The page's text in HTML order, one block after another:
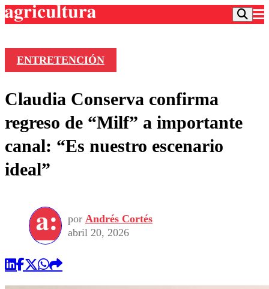
Frecuencias
Agricultura TV
Deportes
Colo Colo
Torneo Internacional
Torneo Nacional
Entretención
Internacional
Nacional
Programas
Comercial
ENTRETENCIÓN
Claudia Conserva confirma
regreso de “Milf” a importante
canal: “Es nuestro escenario
ideal”
por Andrés Cortés
abril 20, 2026